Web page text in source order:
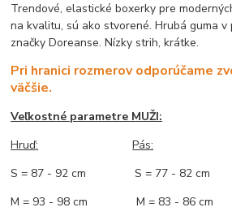
Trendové, elastické boxerky pre
na kvalitu, sú ako stvorené. Hrubá guma
značky Doreanse. Nízky strih, krátke.
Pri hranici rozmerov odporúčame
väčšie.
Veľkostné parametre MUŽI:
Hruď:
Pás:
S = 87 - 92 cm S = 77 - 82 cm
M = 93 - 98 cm M = 83 - 86 cm